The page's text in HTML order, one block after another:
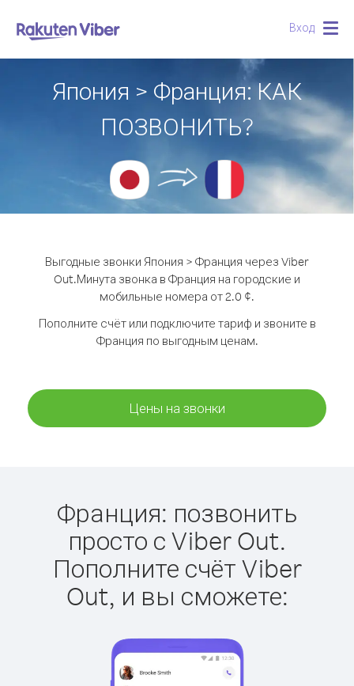
Вход
Япония > Франция: КАК
ПОЗВОНИТЬ?
Выгодные звонки Япония > Франция через Viber
Out.Минута звонка в Франция на городские и
мобильные номера от 2.0 ¢.
Пополните счёт или подключите тариф и звоните в
Франция по выгодным ценам.
Цены на звонки
Франция: позвонить
просто с Viber Out.
Пополните счёт Viber
Out, и вы сможете: